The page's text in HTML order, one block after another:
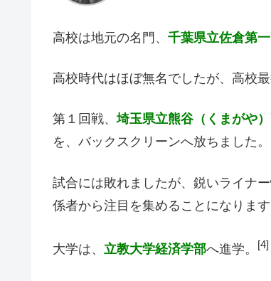
高校は地元の名門、 千葉県立佐倉第
高校時代はほぼ無名でしたが、高校
第１回戦、埼玉県立熊谷（くまがや
を、バックスクリーンへ放ちました。
試合には敗れましたが、鋭いライナ
係者から注目を集めることになります
大学は、 立教大学経済学部へ進学。 [4]